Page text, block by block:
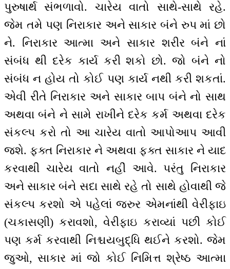
પુરુષાર્થ સંભળાવો. ચારેય વાતો સાથે-સાથે રહે.
જેમ તમે પણ નિરાકાર અને સાકાર બંને રુપ માં છો
ને. નિરાકાર આત્મા અને સાકાર શરીર બંને નાં
સંબંધ થી દરેક કાર્ય કરી શકો છો. જો બંને નો
સંબંધ ન હોય તો કોઈ પણ કાર્ય નથી કરી શકતાં.
એવી રીતે નિરાકાર અને સાકાર બાપ બંને નો સાથ
અથવા બંને ને સામે રાખીને દરેક કર્મ અથવા દરેક
સંકલ્પ કરો તો આ ચારેય વાતો આપોઆપ આવી
જશે. ફક્ત નિરાકાર ને અથવા ફક્ત સાકાર ને યાદ
કરવાથી ચારેય વાતો નહીં આવે. પરંતુ નિરાકાર
અને સાકાર બંને સદા સાથે રહે તો સાથે હોવાથી જે
સંકલ્પ કરશો એ પહેલાં જરુર એમનાંથી વેરીફાઇ
(ચકાસણી) કરાવશો, વેરીફાઇ કરાવ્યાં પછી કોઈ
પણ કર્મ કરવાથી નિશ્ચયબુદ્ધિ થઈને કરશો. જેમ
જુઓ, સાકાર માં જો કોઈ નિમિત્ત શ્રેષ્ઠ આત્મા